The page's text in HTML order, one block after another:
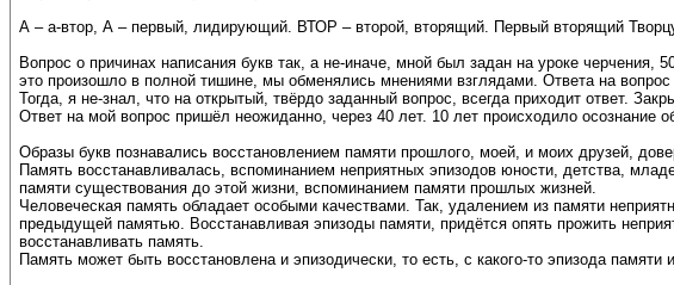
А – а-втор, А – первый, лидирующий. ВТОР – второй, вторящий. Первый вторящий
Вопрос о причинах написания букв так, а не-иначе, мной был задан на уроке
это произошло в полной тишине, мы обменялись мнениями взглядами. Ответа на
Тогда, я не-знал, что на открытый, твёрдо заданный вопрос, всегда приходит ответ.
Ответ на мой вопрос пришёл неожиданно, через 40 лет. 10 лет происходило осознание
Образы букв познавались восстановлением памяти прошлого, моей, и моих друзей,
Память восстанавливалась, вспоминанием неприятных эпизодов юности, детства,
памяти существования до этой жизни, вспоминанием памяти прошлых жизней.
Человеческая память обладает особыми качествами. Так, удалением из памяти
предыдущей памятью. Восстанавливая эпизоды памяти, придётся опять прожить
восстанавливать память.
Память может быть восстановлена и эпизодически, то есть, с какого-то эпизода